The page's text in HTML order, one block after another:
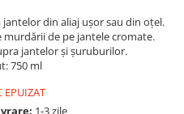
din aliaj ușor sau din oțel.
de pe jantele cromate.
jantelor și șuruburilor.
750 ml
EPUIZAT